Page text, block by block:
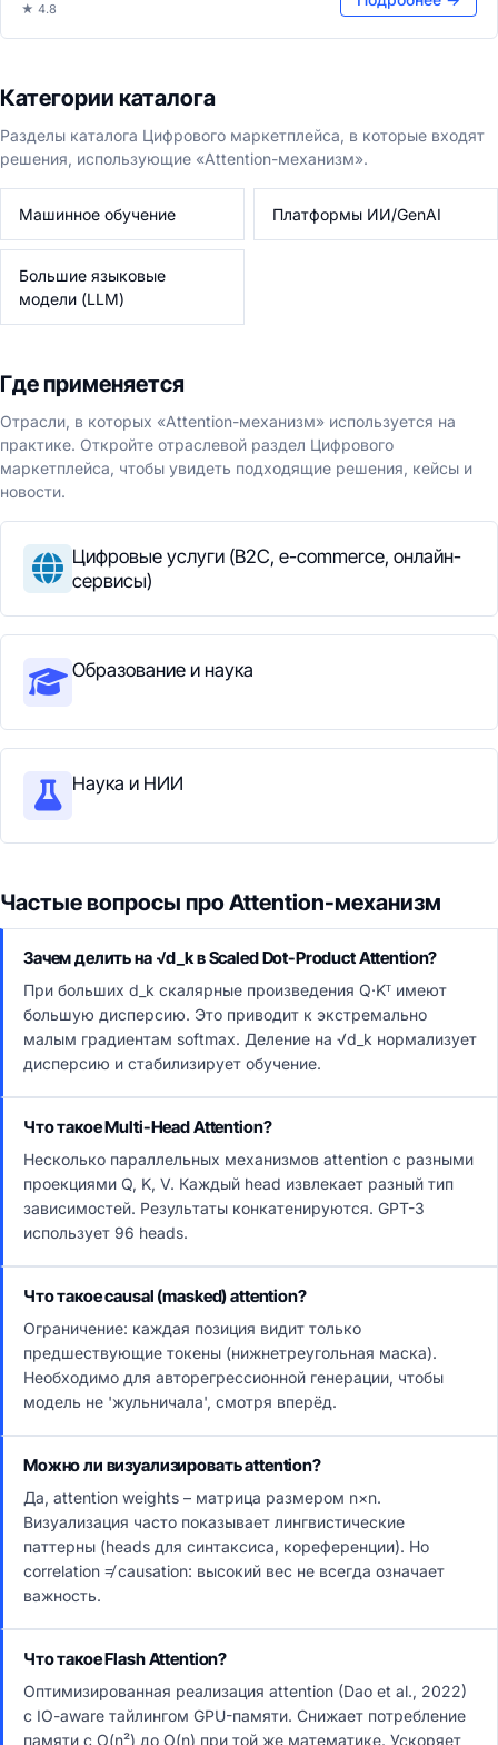
★ 4.8
Категории каталога
Разделы каталога Цифрового маркетплейса, в которые входят
решения, использующие «Attention-механизм».
Машинное обучение Платформы ИИ/GenAI
Большие языковые
модели (LLM)
Где применяется
Отрасли, в которых «Attention-механизм» используется на
практике. Откройте отраслевой раздел Цифрового
маркетплейса, чтобы увидеть подходящие решения, кейсы и
новости.
Цифровые услуги (B2C, e-commerce, онлайн-
сервисы)
Образование и наука
Наука и НИИ
Частые вопросы про Attention-механизм
Зачем делить на √d_k в Scaled Dot-Product Attention?
При больших d_k скалярные произведения Q·Kᵀ имеют
большую дисперсию. Это приводит к экстремально
малым градиентам softmax. Деление на √d_k нормализует
дисперсию и стабилизирует обучение.
Что такое Multi-Head Attention?
Несколько параллельных механизмов attention с разными
проекциями Q, K, V. Каждый head извлекает разный тип
зависимостей. Результаты конкатенируются. GPT-3
использует 96 heads.
Что такое causal (masked) attention?
Ограничение: каждая позиция видит только
предшествующие токены (нижнетреугольная маска).
Необходимо для авторегрессионной генерации, чтобы
модель не 'жульничала', смотря вперёд.
Можно ли визуализировать attention?
Да, attention weights – матрица размером n×n.
Визуализация часто показывает лингвистические
паттерны (heads для синтаксиса, кореференции). Но
correlation ≠ causation: высокий вес не всегда означает
важность.
Что такое Flash Attention?
Оптимизированная реализация attention (Dao et al., 2022)
с IO-aware тайлингом GPU-памяти. Снижает потребление
памяти с O(n²) до O(n) при той же математике. Ускоряет